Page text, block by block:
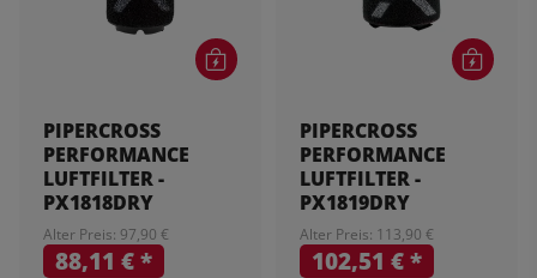
PIPERCROSS
PERFORMANCE
LUFTFILTER -
PX1818DRY
Alter Preis: 97,90 €
88,11 €*
PIPERCROSS
PERFORMANCE
LUFTFILTER -
PX1819DRY
Alter Preis: 113,90 €
102,51 €*